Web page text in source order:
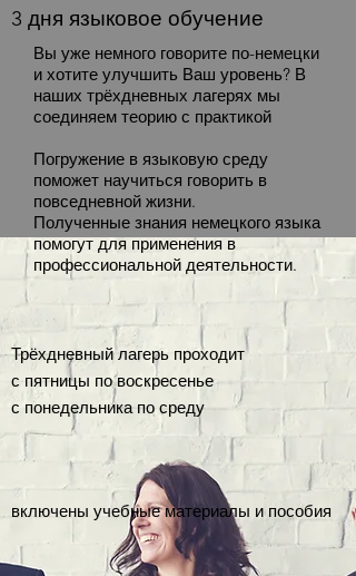
3 дня языковое обучение
Вы уже немного говорите по-немецки
и хотите улучшить Ваш уровень? В
наших трёхдневных лагерях мы
соединяем теорию с практикой
Погружение в языковую среду
поможет научиться говорить в
повседневной жизни.
Полученные знания немецкого языка
помогут для применения в
профессиональной деятельности.
Трёхдневный лагерь проходит
с пятницы по воскресенье
с понедельника по среду
включены учебные материалы и пособия